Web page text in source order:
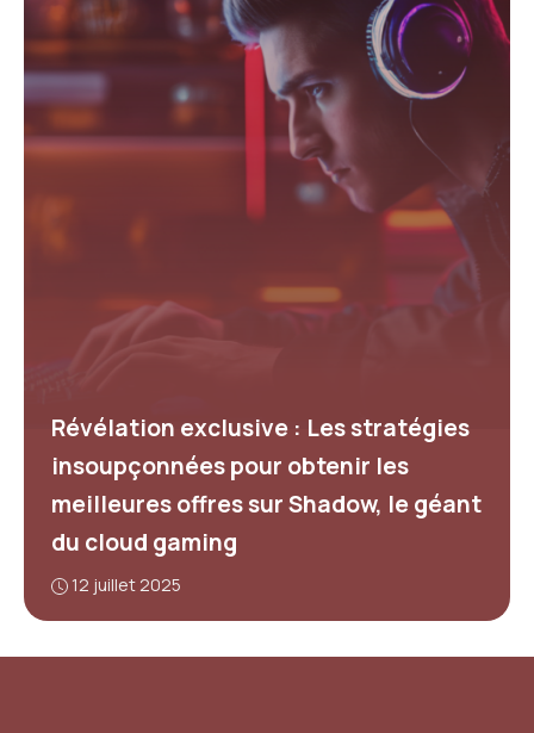
Révélation exclusive : Les stratégies
insoupçonnées pour obtenir les
meilleures offres sur Shadow, le géant
du cloud gaming
12 juillet 2025